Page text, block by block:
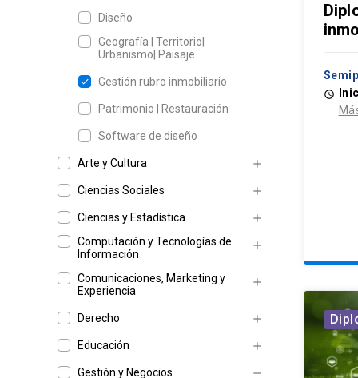
Diseño
Geografía | Territorio|
Urbanismo| Paisaje
Gestión rubro inmobiliario
Patrimonio | Restauración
Software de diseño
Arte y Cultura add
Ciencias Sociales add
Ciencias y Estadística
add
Computación y Tecnologías de
Información
add
Comunicaciones, Marketing y
Experiencia
add
Derecho add
Educación add
Gestión y Negocios remove
access_time